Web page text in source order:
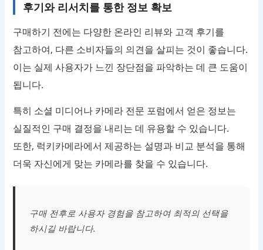
후기와 리서치를 통한 정보 확보
구매하기 전에는 다양한 온라인 리뷰와 고객 후기를
참고하여, 다른 소비자들의 의견을 살피는 것이 좋습니다.
이는 실제 사용자가 느낀 장단점을 파악하는 데 큰 도움이
됩니다.
특히 소셜 미디어나 카메라 전문 포럼에서 얻은 정보는
실질적인 구매 결정을 내리는 데 유용할 수 있습니다.
또한, 럭키카메라에서 제공하는 설명과 비교 분석을 통해
더욱 자신에게 맞는 카메라를 찾을 수 있습니다.
구매 전후로 사용자 경험을 참고하여 최적의 선택을
하시길 바랍니다.